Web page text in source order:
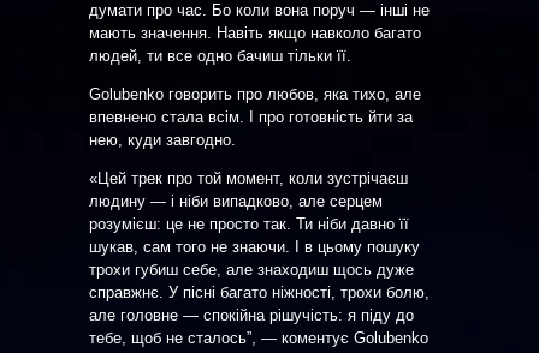
думати про час. Бо коли вона поруч — інші не
мають значення. Навіть якщо навколо багато
людей, ти все одно бачиш тільки її.
Golubenko говорить про любов, яка тихо, але
впевнено стала всім. І про готовність йти за
нею, куди завгодно.
«Цей трек про той момент, коли зустрічаєш
людину — і ніби випадково, але серцем
розумієш: це не просто так. Ти ніби давно її
шукав, сам того не знаючи. І в цьому пошуку
трохи губиш себе, але знаходиш щось дуже
справжнє. У пісні багато ніжності, трохи болю,
але головне — спокійна рішучість: я піду до
тебе, щоб не сталось”, — коментує Golubenko